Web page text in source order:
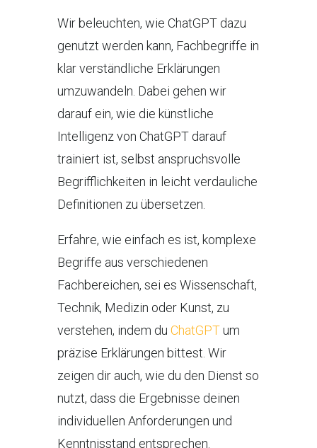
Wir beleuchten, wie ChatGPT dazu
genutzt werden kann, Fachbegriffe in
klar verständliche Erklärungen
umzuwandeln. Dabei gehen wir
darauf ein, wie die künstliche
Intelligenz von ChatGPT darauf
trainiert ist, selbst anspruchsvolle
Begrifflichkeiten in leicht verdauliche
Definitionen zu übersetzen.
Erfahre, wie einfach es ist, komplexe
Begriffe aus verschiedenen
Fachbereichen, sei es Wissenschaft,
Technik, Medizin oder Kunst, zu
verstehen, indem du ChatGPTum
präzise Erklärungen bittest. Wir
zeigen dir auch, wie du den Dienst so
nutzt, dass die Ergebnisse deinen
individuellen Anforderungen und
Kenntnisstand entsprechen.